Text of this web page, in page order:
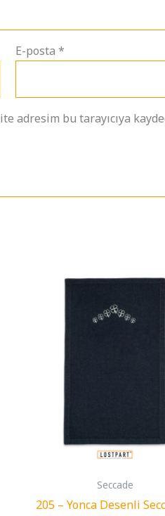
E-posta*
adresim bu tarayıcıya
Seccade
205 – Yonca Desenli